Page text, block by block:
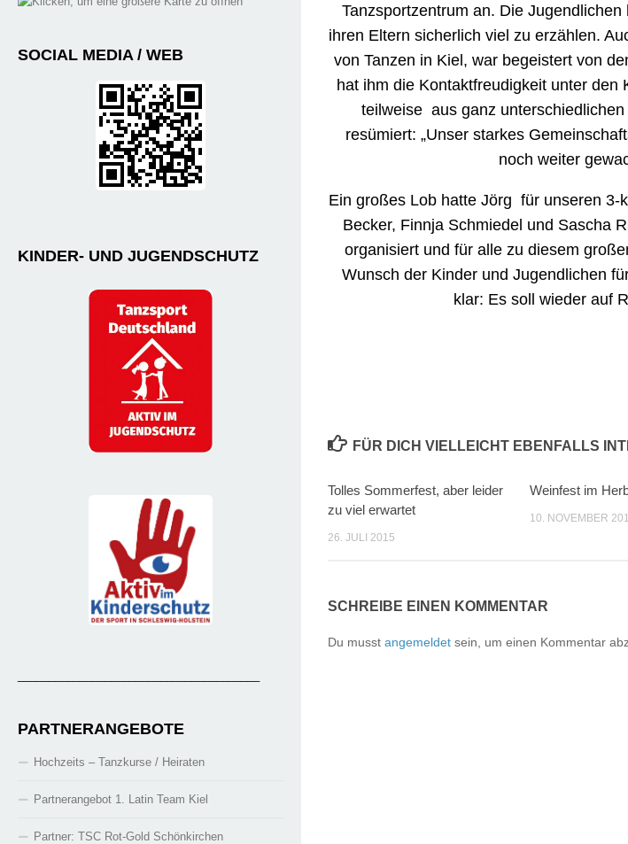
Tanzsportzentrum an. Die
ihren Eltern sicherlich viel zu erzählen.
von Tanzen in Kiel, war begeistert von
hat ihm die Kontaktfreudigkeit unter den
teilweise aus ganz
resümiert: „Unser starkes
noch weiter
Ein großes Lob hatte Jörg für unseren 3-
Becker, Finnja Schmiedel und Sascha
organisiert und für alle zu diesem
Wunsch der Kinder und Jugendlichen
klar: Es soll wieder auf
FÜR DICH VIELLEICHT EBENFALLS
Tolles Sommerfest, aber leider
zu viel erwartet
26. JULI 2015
Weinfest im
10. NOVEMBER
SCHREIBE EINEN KOMMENTAR
Du musst angemeldet sein, um einen Kommentar
SOCIAL MEDIA / WEB
KINDER- UND JUGENDSCHUTZ
PARTNERANGEBOTE
Hochzeits – Tanzkurse / Heiraten
Partnerangebot 1. Latin Team Kiel
Partner: TSC Rot-Gold Schönkirchen